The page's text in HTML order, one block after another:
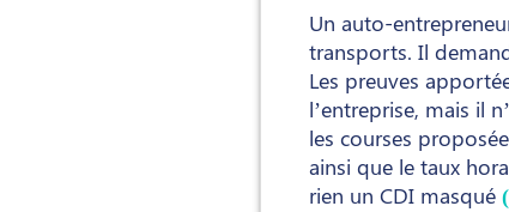
Un auto-
transports. Il
Les preuves
l’entreprise, mais il
les courses
ainsi que le taux
rien un CDI masqué